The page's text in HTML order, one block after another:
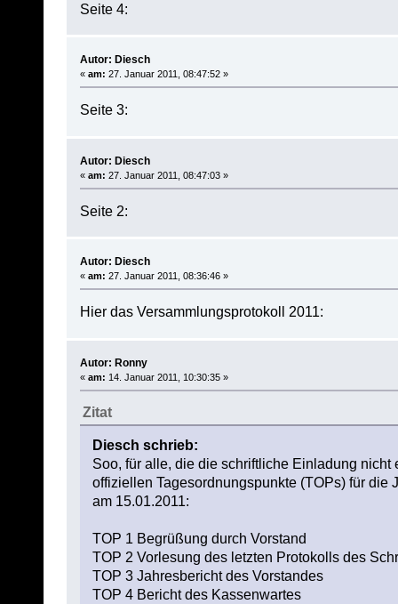
Seite 4:
Autor: Diesch
« am: 27. Januar 2011, 08:47:52 »
Seite 3:
Autor: Diesch
« am: 27. Januar 2011, 08:47:03 »
Seite 2:
Autor: Diesch
« am: 27. Januar 2011, 08:36:46 »
Hier das Versammlungsprotokoll 2011:
Autor: Ronny
« am: 14. Januar 2011, 10:30:35 »
Zitat
Diesch schrieb:
Soo, für alle, die die schriftliche Einladung nicht
offiziellen Tagesordnungspunkte (TOPs) für die
am 15.01.2011:
TOP 1 Begrüßung durch Vorstand
TOP 2 Vorlesung des letzten Protokolls des
TOP 3 Jahresbericht des Vorstandes
TOP 4 Bericht des Kassenwartes